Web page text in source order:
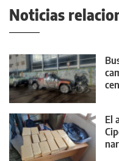
Noticias
El